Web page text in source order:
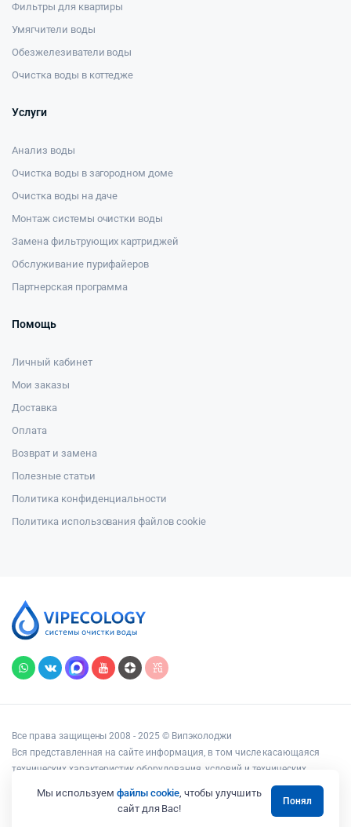
Фильтры для квартиры
Умягчители воды
Обезжелезиватели воды
Очистка воды в коттедже
Услуги
Анализ воды
Очистка воды в загородном доме
Очистка воды на даче
Монтаж системы очистки воды
Замена фильтрующих картриджей
Обслуживание пурифайеров
Партнерская программа
Помощь
Личный кабинет
Мои заказы
Доставка
Оплата
Возврат и замена
Полезные статьи
Политика конфиденциальности
Политика использования файлов cookie
Все права защищены 2008 - 2025 © Випэколоджи
Вся представленная на сайте информация, в том числе касающаяся
технических характеристик оборудования, условий и технических
возможностей подключения, наличия на складе, стоимости товаров и
услуг, носит информационный характер и ни при каких условиях не
является публичной офертой, определяемой положениями статьи 437
Мы используем файлы cookie, чтобы улучшить
сайт для Вас!
Понял